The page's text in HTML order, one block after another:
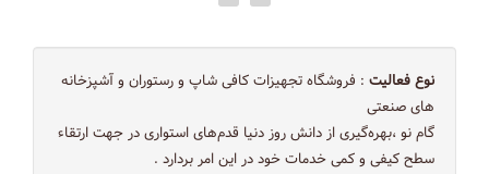
نوع فعالیت : فروشگاه تجهیزات کافی شاپ و رستوران و آشپزخانه
های صنعتی
گام نو ،بهره‌گيری از دانش روز دنيا قدم‌های استواری در جهت ارتقاء
سطح كيفی و كمی خدمات خود در اين امر بردارد .